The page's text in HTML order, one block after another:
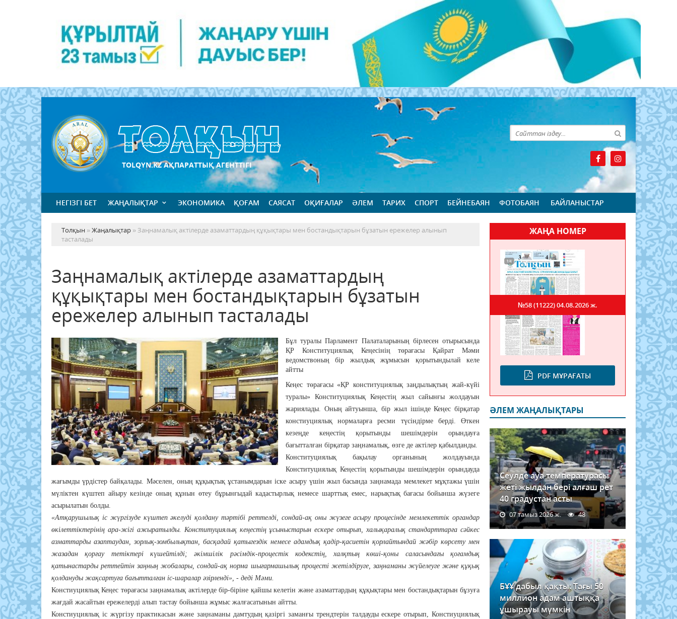
TOLQYN.KZ АҚПАРАТТЫҚ АГЕНТТІГІ
НЕГІЗГІ БЕТ ЖАҢАЛЫҚТАР ЭКОНОМИКА ҚОҒАМ САЯСАТ ОҚИҒАЛАР ӘЛЕМ ТАРИХ СПОРТ БЕЙНЕБАЯН ФОТОБАЯН БАЙЛАНЫСТАР
Толқын »Жаңалықтар » Заңнамалық актілерде азаматтардың құқықтары мен бостандықтарын бұзатын ережелер алынып
тасталады
Заңнамалық актілерде азаматтардың
құқықтары мен бостандықтарын бұзатын
ережелер алынып тасталады
Бұл туралы Парламент Палаталарының бірлесен отырысында
ҚР Конституциялық Кеңесінің төрағасы Қайрат Мәми
ведомствоның бір жылдық жұмысын қорытындылай келе
айтты
Кеңес төрағасы «ҚР конституциялық заңдылықтың жай-күйі
туралы» Конституциялық Кеңестің жыл сайынғы жолдауын
жариялады. Оның айтуынша, бір жыл ішінде Кеңес бірқатар
констиуциялық нормаларға ресми түсіндірме берді. Өткен
кезеңде кеңестің қорытынды шешімдерін орындауға
бағытталған бірқатар заңнамалық, өзге де актілер қабылданды.
Конституциялық бақылау органының жолдауында
Конституциялық Кеңестің қорытынды шешімдерін орындауда
жағымды үрдістер байқалады. Мәселен, оның құқықтық ұстанымдарын іске асыру үшін жыл басында заңнамада мемлекет мұқтажы үшін
мүліктен күштеп айыру кезінде оның құнын өтеу бұрынғыдай кадастырлық немесе шарттық емес, нарықтық бағасы бойынша жүзеге
асырылатын болды.
«Атқарушылық іс жүргізуде күштеп әкелуді қолдану тәртібі реттелді, сондай-ақ оны жүзеге асыру процесінде мемлекеттік органдар
өкілеттіктерінің ара-жігі ажыратылды. Конституциялық кеңестің ұсыныстарын ескере отырып, халықаралық стандарттарға сәйкес
азматтарды азаптаудан, зорлық-зомбылықтан, басқадай қатыгездік немесе адамдық қадір-қасиетін қорлайтындай жәбір көрсету мен
жазадан қорғау тетіктері күшейтілді; әкімшілік рәсімдік-процестік кодекстің, халқтың көші-қоны саласындағы қоғамдық
қатынастарды реттейтін заңның жобалары, сондай-ақ норма шығармашылық процесті жетілдіруге, заңнаманы жүйелеуге және құқық
қолдануды жақсартуға бағытталған іс-шаралар әзірленді», - деді Мәми.
Констиуциялық Кеңес төрағасы заңнамалық актілерде бір-біріне қайшы келетін және азаматтардың құқықтары мен бостандықтарын бұзуға
жағдай жасайтын ережелерді алып тастау бойынша жұмыс жалғасатынын айтты.
Констиуциялық іс жүргізу практикасын және заңнаманы дамтудың қазіргі заманғы трендтерін талдауды ескере отырып, Констиуциялық
ЖАҢА НОМЕР
PDF МҰРАҒАТЫ
№58 (11222)04.08.2026 ж.
ӘЛЕМ ЖАҢАЛЫҚТАРЫ
Сеулде ауа температурасы
жеті жылдан бері алғаш рет
40 градустан асты
07 тамыз 2026 ж. 48
БҰҰ дабыл қақты: Тағы 50
миллион адам аштыққа
ұшырауы мүмкін